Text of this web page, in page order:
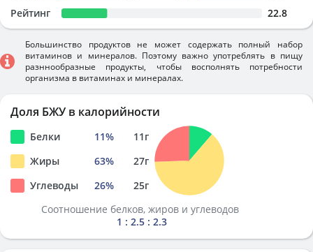
Рейтинг 22.8
Большинство продуктов не может содержать полный набор
витаминов и минералов. Поэтому важно употреблять в пищу
разннообразные продукты, чтобы восполнять потребности
организма в витаминах и минералах.
Доля БЖУ в калорийности
Белки 11% 11г
Жиры
63% 27г
Углеводы
26% 25г
Соотношение белков, жиров и углеводов
1 : 2.5 : 2.3